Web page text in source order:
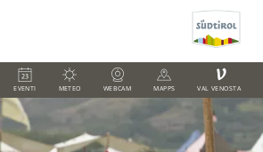
EVENTI METEO WEBCAM MAPPS
V
VAL VENOSTA